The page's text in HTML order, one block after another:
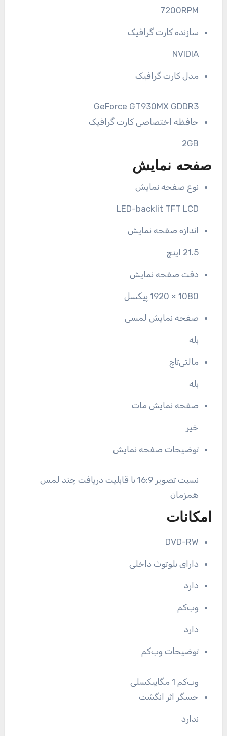
7200RPM
سازنده کارت گرافیک
NVIDIA
مدل کارت گرافیک
GeForce GT930MX GDDR3
حافظه اختصاصی کارت گرافیک
2GB
صفحه نمایش
نوع صفحه نمایش
LED-backlit TFT LCD
اندازه صفحه نمایش
21.5 اینچ
دقت صفحه نمایش
1080 × 1920 پیکسل
صفحه نمایش لمسی
بله
مالتی‌تاچ
بله
صفحه نمایش مات
خیر
توضیحات صفحه نمایش
نسبت تصویر 16:9 با قابلیت دریافت چند لمس
همزمان
امکانات
DVD-RW
دارای بلوتوث داخلی
دارد
وب‌کم
دارد
توضیحات وب‌کم
وب‌کم 1 مگاپیکسلی
حسگر اثر انگشت
ندارد